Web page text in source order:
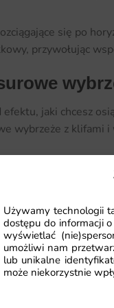
Używamy technologii
dostępu do informacji
wyświetlać
umożliwi nam
lub unikalne
może niekorzystnie
się po
przywołując
jaki chcesz
wybrzeże z